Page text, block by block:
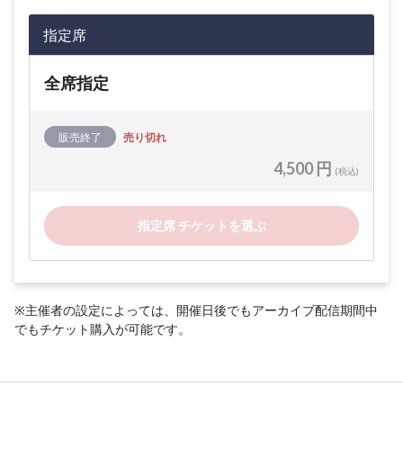
指定席
全席指定
販売終了 売り切れ
4,500 円 (税込)
指定席 チケットを選ぶ
※主催者の設定によっては、開催日後でもアーカイブ配信期間中
でもチケット購入が可能です。